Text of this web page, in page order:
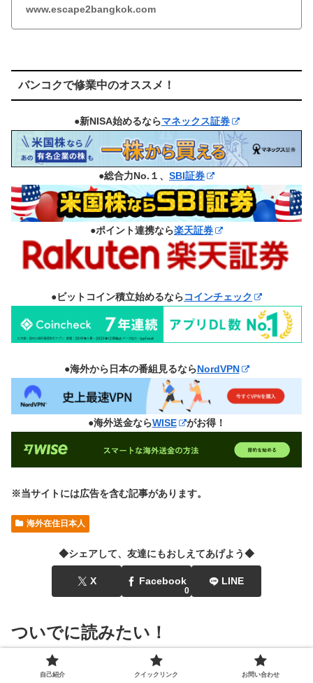
www.escape2bangkok.com
バンコクで修業中のオススメ！
●新NISA始めるならマネックス証券
●総合力No.１、 SBI証券
●ポイント連携なら楽天証券
●ビットコイン積立始めるならコインチェック
●海外から日本の番組見るならNordVPN
●海外送金ならWISE がお得！
※当サイトには広告を含む記事があります。
海外在住日本人
◆シェアして、友達にもおしえてあげよう◆
X Facebook
0
LINE
ついでに読みたい！
海外在住日本人 海外在住日本人
自己紹介 クイックリンク お問い合わせ